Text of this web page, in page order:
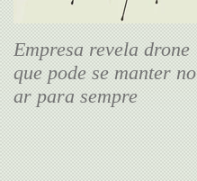
Empresa revela drone
que pode se manter no
ar para sempre